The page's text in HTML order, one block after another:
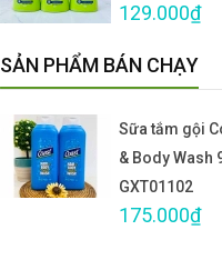
129.000₫
SẢN PHẨM BÁN CHẠY
Sữa tắm gội
& Body Wash
GXT01102
175.000₫